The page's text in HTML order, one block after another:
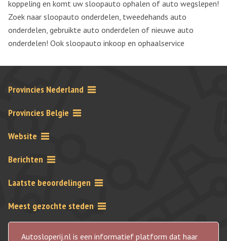
koppeling en komt uw sloopauto ophalen of auto wegslepen!
Zoek naar sloopauto onderdelen, tweedehands auto
onderdelen, gebruikte auto onderdelen of nieuwe auto
onderdelen! Ook sloopauto inkoop en ophaalservice
Provincies Nederland
Provincies Belgie
Website
Berichten
Laatste beoordelingen
Meest gezochte steden
Autosloperij.nl is een informatief platform dat haar